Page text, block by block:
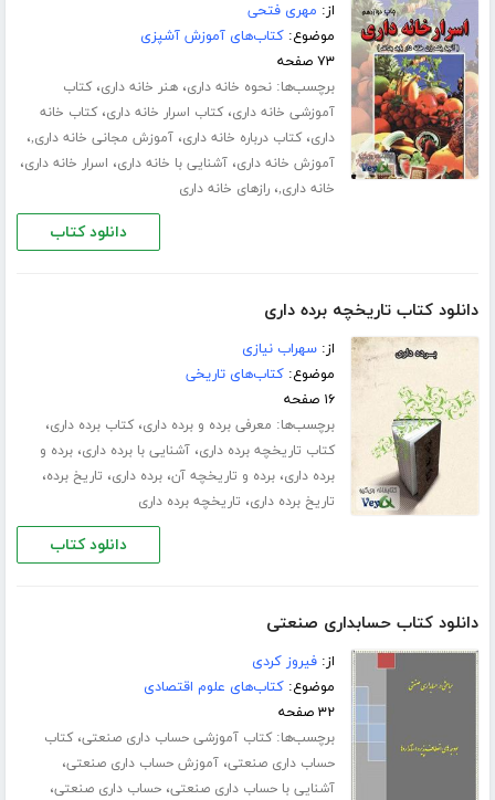
از: مهری فتحی
موضوع:کتاب‌های آموزش آشپزی
۷۳ صفحه
برچسب‌ها:نحوه خانه داری،هنر خانه داری،کتاب
آموزشی خانه داری،کتاب اسرار خانه داری،کتاب خانه
داری،کتاب درباره خانه داری،آموزش مجانی خانه داری,،
آموزش خانه داری،آشنایی با خانه داری، اسرار خانه داری،
خانه داری,،رازهای خانه داری
دانلود کتاب
دانلود کتاب تاریخچه برده داری
از:سهراب نیازی
موضوع:کتاب‌های تاریخی
۱۶ صفحه
برچسب‌ها: معرفی برده و برده داری،کتاب برده داری،
کتاب تاریخچه برده داری،آشنایی با برده داری،برده و
برده داری،برده و تاریخچه آن،برده داری، تاریخ برده،
تاریخ برده داری، تاریخچه برده داری
دانلود کتاب
دانلود کتاب حسابداری صنعتی
از:فیروز کردی
موضوع:کتاب‌های علوم اقتصادی
۳۲ صفحه
برچسب‌ها:کتاب آموزشی حساب داری صنعتی،کتاب
حساب داری صنعتی،آموزش حساب داری صنعتی،
آشنایی با حساب داری صنعتی،حساب داری صنعتی،